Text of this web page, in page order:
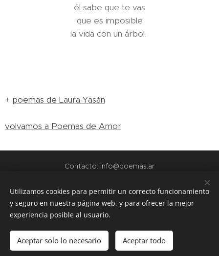
él sabe que te vas
que es imposible
la vida con un árbol.
+ poemas de Laura Yasán
volvamos a Poemas de Amor
Contacto: info@poemas.ar
webs amigas:
www.teamo.ar
www.dibujos.com.ar
www.siuguarani.com
Cookies
Utilizamos cookies para permitir un correcto funcionamiento
y seguro en nuestra página web, y para ofrecer la mejor
experiencia posible al usuario.
Aceptar solo lo necesario Aceptar todo